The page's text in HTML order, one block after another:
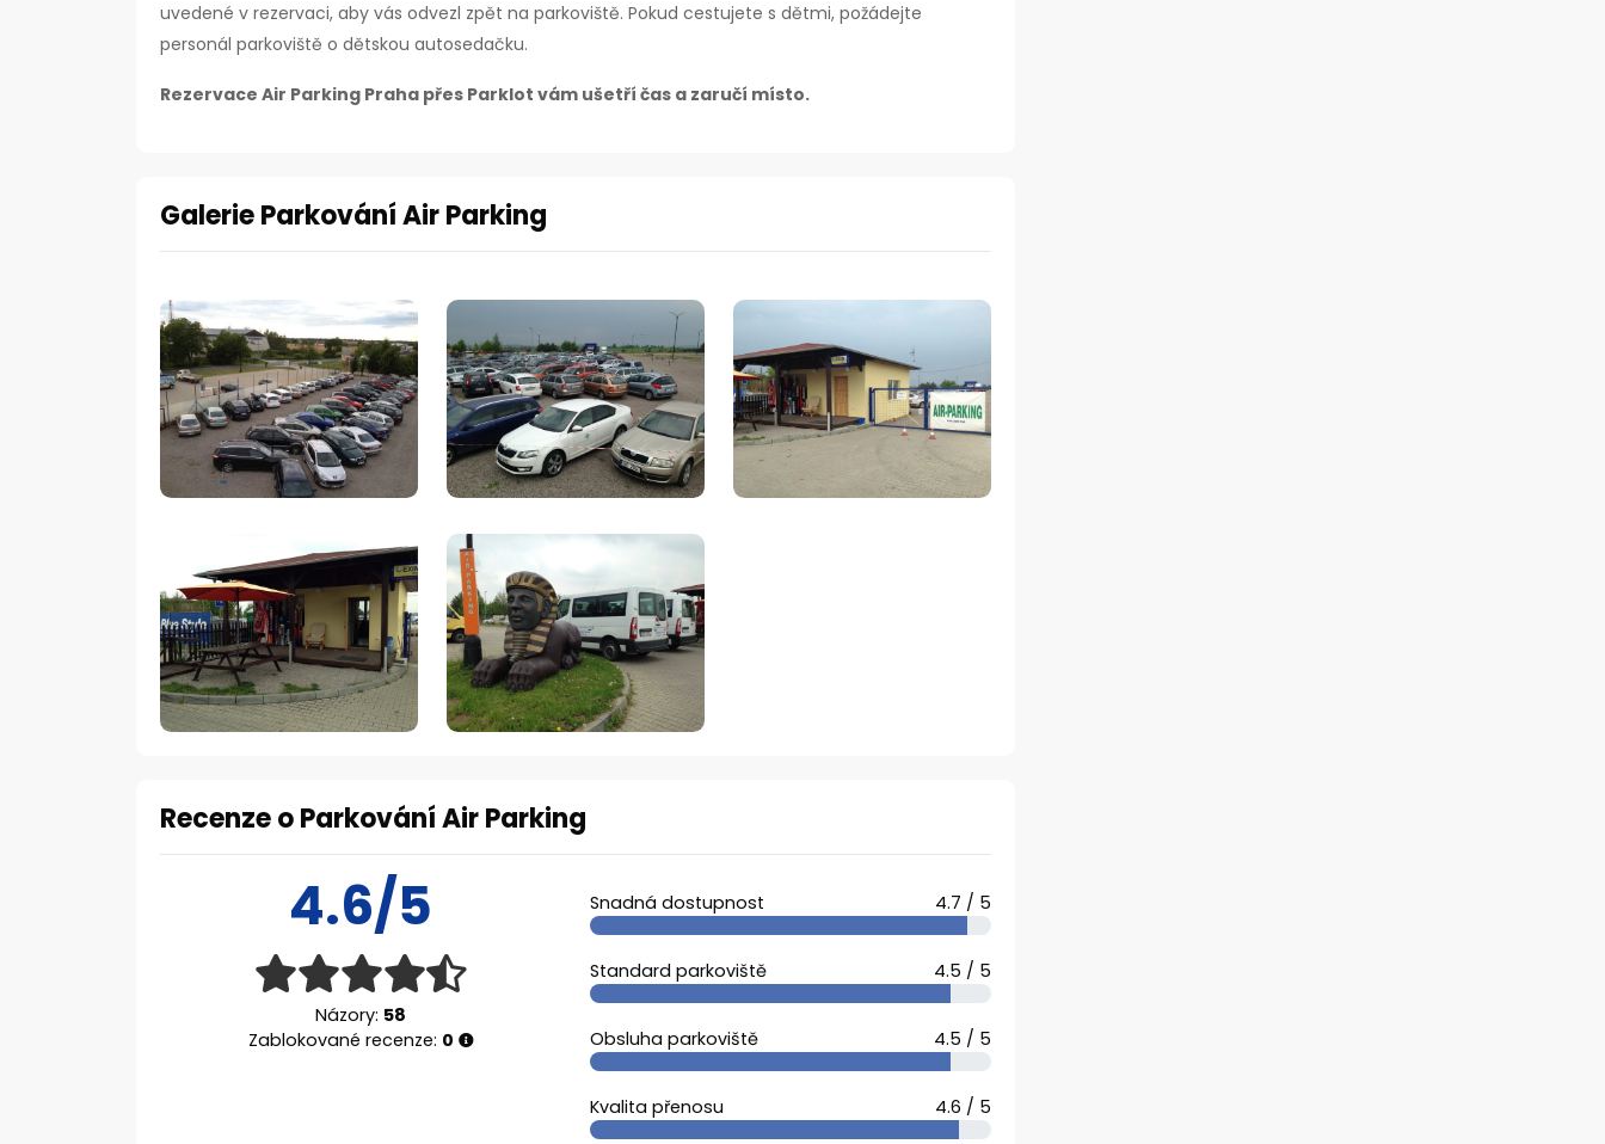
uvedené v rezervaci, aby vás odvezl zpět na parkoviště. Pokud cestujete s dětmi, požádejte
personál parkoviště o dětskou autosedačku.
Rezervace Air Parking Praha přes Parklot vám ušetří čas a zaručí místo.
Galerie Parkování Air Parking
Recenze o Parkování Air Parking
4.6/5
Názory: 58
Zablokované recenze: 0
Snadná dostupnost 4.7 / 5
Standard parkoviště 4.5 / 5
Obsluha parkoviště 4.5 / 5
Kvalita přenosu 4.6 / 5